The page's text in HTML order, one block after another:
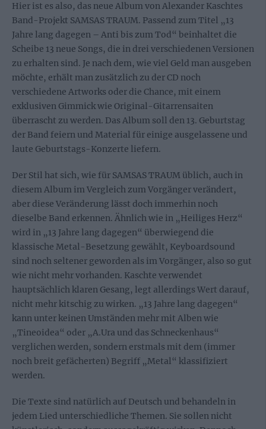
Hier ist es also, das neue Album von Alexander Kaschtes
Band-Projekt SAMSAS TRAUM. Passend zum Titel „13
Jahre lang dagegen – Anti bis zum Tod“ beinhaltet die
Scheibe 13 neue Songs, die in drei verschiedenen Versionen
zu erhalten sind. Je nach dem, wie viel Geld man ausgeben
möchte, erhält man zusätzlich zu der CD noch
verschiedene Artworks oder die Chance, mit einem
exklusiven Gimmick wie Original-Gitarrensaiten
überrascht zu werden. Das Album soll den 13. Geburtstag
der Band feiern und Material für einige ausgelassene und
laute Geburtstags-Konzerte liefern.
Der Stil hat sich, wie für SAMSAS TRAUM üblich, auch in
diesem Album im Vergleich zum Vorgänger verändert,
aber diese Veränderung lässt doch immerhin noch
dieselbe Band erkennen. Ähnlich wie in „Heiliges Herz“
wird in „13 Jahre lang dagegen“ überwiegend die
klassische Metal-Besetzung gewählt, Keyboardsound
sind noch seltener geworden als im Vorgänger, also so gut
wie nicht mehr vorhanden. Kaschte verwendet
hauptsächlich klaren Gesang, legt allerdings Wert darauf,
nicht mehr kitschig zu wirken. „13 Jahre lang dagegen“
kann unter keinen Umständen mehr mit Alben wie
„Tineoidea“ oder „A.Ura und das Schneckenhaus“
verglichen werden, sondern erstmals mit dem (immer
noch breit gefächerten) Begriff „Metal“ klassifiziert
werden.
Die Texte sind natürlich auf Deutsch und behandeln in
jedem Lied unterschiedliche Themen. Sie sollen nicht